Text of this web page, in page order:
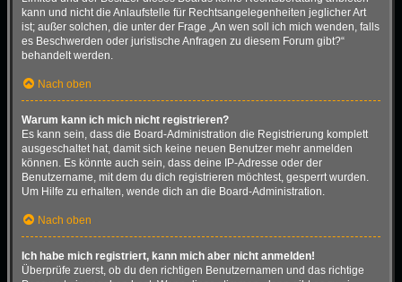
kann und nicht die Anlaufstelle für Rechtsangelegenheiten jeglicher Art
ist; außer solchen, die unter der Frage „An wen soll ich mich wenden, falls
es Beschwerden oder juristische Anfragen zu diesem Forum gibt?“
behandelt werden.
Nach oben
Warum kann ich mich nicht registrieren?
Es kann sein, dass die Board-Administration die Registrierung komplett
ausgeschaltet hat, damit sich keine neuen Benutzer mehr anmelden
können. Es könnte auch sein, dass deine IP-Adresse oder der
Benutzername, mit dem du dich registrieren möchtest, gesperrt wurden.
Um Hilfe zu erhalten, wende dich an die Board-Administration.
Nach oben
Ich habe mich registriert, kann mich aber nicht anmelden!
Überprüfe zuerst, ob du den richtigen Benutzernamen und das richtige